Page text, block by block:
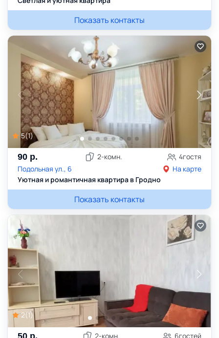
Показать контакты
5(1)
90 р. 2-комн. 4гостя
Подольная ул., 6
На карте
Уютная и романтичная квартира в Гродно
Показать контакты
2(1)
50 р. 2-комн. 6гостей